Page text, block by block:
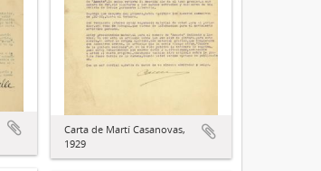
Carta de Martí Casanovas,
1929